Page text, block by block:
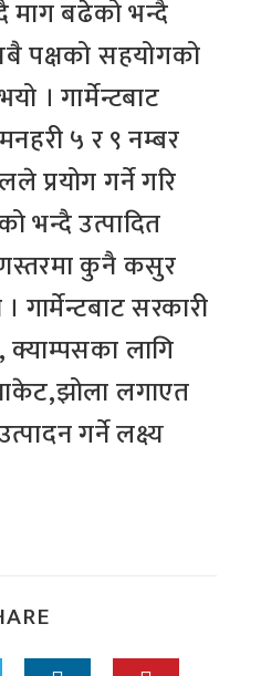
माग बढेको भन्दै
पक्षको सहयोगको
। गार्मेन्टबाट
५ र ९ नम्बर
प्रयोग गर्ने गरि
भन्दै उत्पादित
कुनै कसुर
गार्मेन्टबाट सरकारी
लागि
लगाएत
गर्ने लक्ष्य